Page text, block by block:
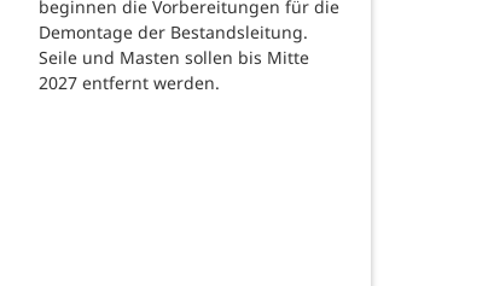
beginnen die Vorbereitungen für die
Demontage der Bestandsleitung.
Seile und Masten sollen bis Mitte
2027 entfernt werden.